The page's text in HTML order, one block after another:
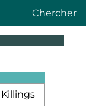
Chercher